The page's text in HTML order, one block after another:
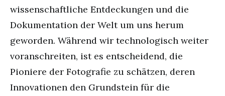
wissenschaftliche Entdeckungen und die
Dokumentation der Welt um uns herum
geworden. Während wir technologisch weiter
voranschreiten, ist es entscheidend, die
Pioniere der Fotografie zu schätzen, deren
Innovationen den Grundstein für die